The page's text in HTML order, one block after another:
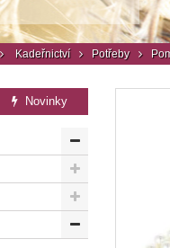
Kadeřnictví Potřeby
Novinky